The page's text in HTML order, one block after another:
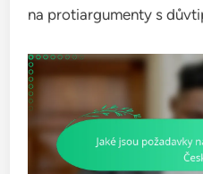
na protiargumenty s